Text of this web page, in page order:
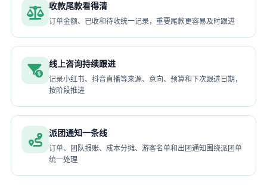
收款尾款看得清
订单金额、已收和待收统一记录，重要尾款更容易及时跟进
线上咨询持续跟进
记录小红书、抖音直播等来源、意向、预算和下次跟进日期，
按阶段推进
派团通知一条线
订单、团队报账、成本分摊、游客名单和出团通知围绕派团单
统一处理